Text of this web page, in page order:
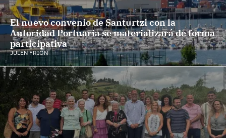
El nuevo convenio de Santurtzi con la
Autoridad Portuaria se materializará de forma
participativa
JULEN FRIÓN